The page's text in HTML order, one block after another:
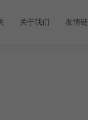
关于我们 友情